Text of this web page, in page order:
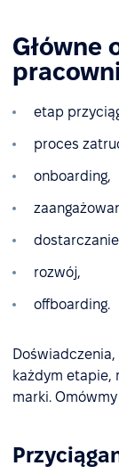
Główne
etap
proces
onboarding,
rozwój,
offboarding.
każdym etapie,
marki.